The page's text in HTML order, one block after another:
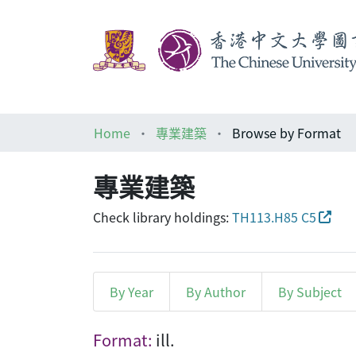
Home
專業建築 Browse by Format
專業建築
Check library holdings:TH113.H85 C5
By Year By Author By Subject
Browsing 專業建築 by
Format: ill.